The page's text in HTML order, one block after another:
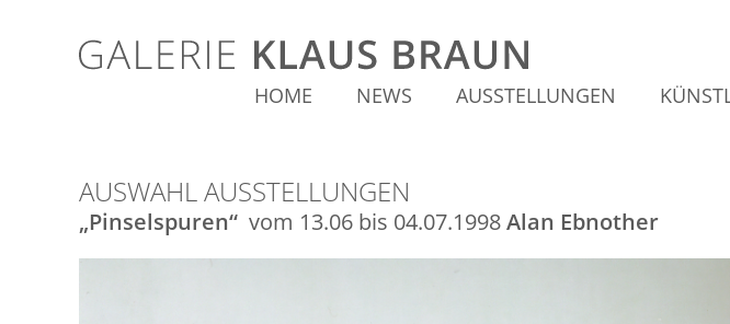
HOME NEWS AUSSTELLUNGEN
AUSWAHL AUSSTELLUNGEN
„Pinselspuren“ vom 13.06 bis 04.07.1998Alan Ebnother